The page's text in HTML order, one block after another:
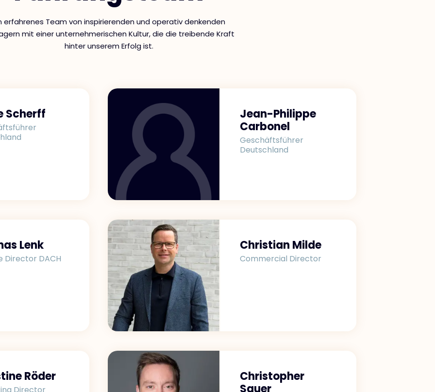
erfahrenes Team von inspirierenden und operativ denkenden
mit einer unternehmerischen Kultur, die die treibende Kraft
hinter unserem Erfolg ist.
Scherff
Jean-Philippe
Carbonel
Geschäftsführer
Deutschland
Lenk
Director DACH
Christian Milde
Commercial Director
Röder
Christopher
Sauer